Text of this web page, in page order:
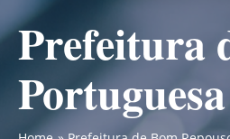
Prefeitura